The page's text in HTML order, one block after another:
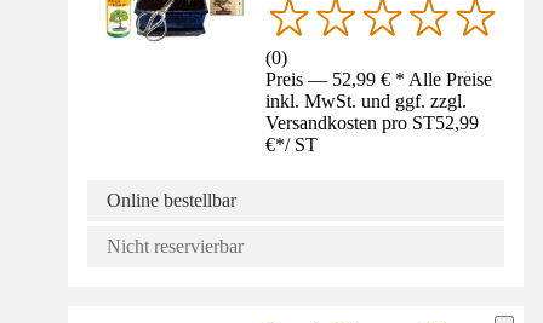
(0)
Preis — 52,99 € * Alle Preise
inkl. MwSt. und ggf. zzgl.
Versandkosten pro ST52,99
€*/ ST
Online bestellbar
Nicht reservierbar